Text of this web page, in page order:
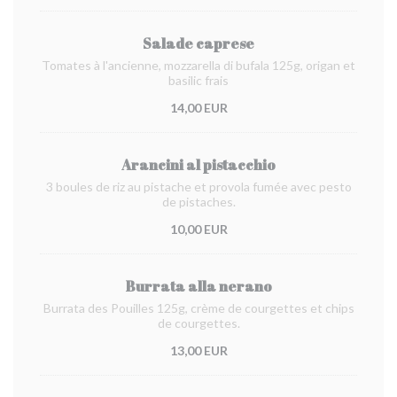
Salade caprese
Tomates à l'ancienne, mozzarella di bufala 125g, origan et
basilic frais
14,00 EUR
Arancini al pistacchio
3 boules de riz au pistache et provola fumée avec pesto
de pistaches.
10,00 EUR
Burrata alla nerano
Burrata des Pouilles 125g, crème de courgettes et chips
de courgettes.
13,00 EUR